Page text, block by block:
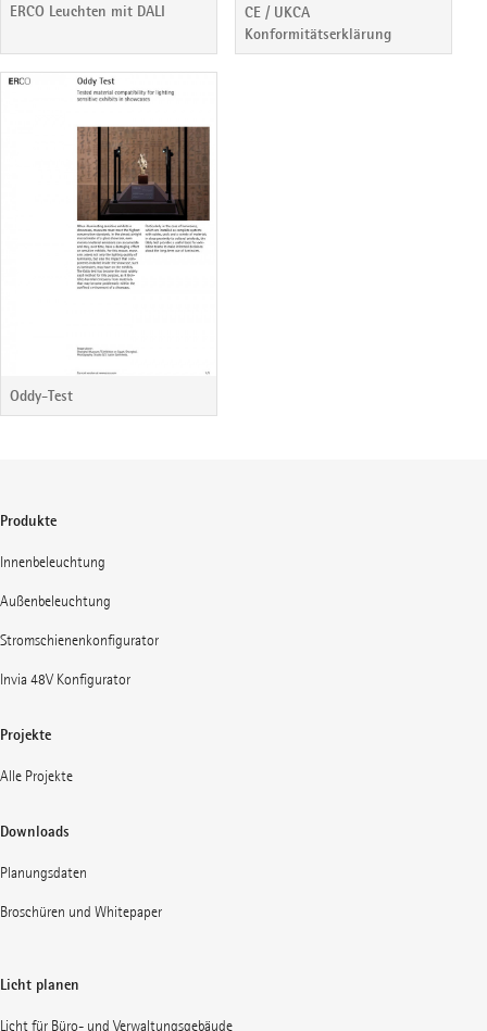
ERCO Leuchten mit DALI
CE / UKCA
Konformitätserklärung
Oddy-Test
Produkte
Innenbeleuchtung
Außenbeleuchtung
Stromschienenkonfigurator
Invia 48V Konfigurator
Projekte
Alle Projekte
Downloads
Planungsdaten
Broschüren und Whitepaper
Licht planen
Licht für Büro- und Verwaltungsgebäude